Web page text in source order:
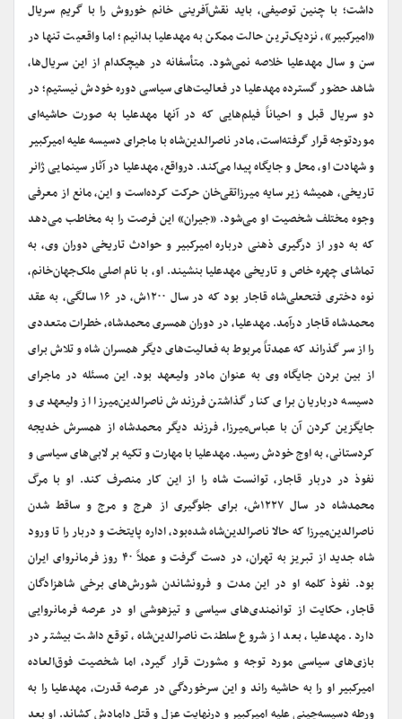
داشت؛ با چنین توصیفی، باید نقش‌آفرینی خانم خوروش را با گریم سریال
«امیرکبیر»، نزدیک‌ترین حالت ممکن به مهدعلیا بدانیم؛ اما واقعیت تنها در
سن و سال مهدعلیا خلاصه نمی‌شود. متأسفانه در هیچ‎کدام از این سریال‌ها،
شاهد حضور گسترده مهدعلیا در فعالیت‌های سیاسی دوره خودش نیستیم؛ در
دو سریال قبل و احیاناً فیلم‌هایی که در آن‎ها مهدعلیا به صورت حاشیه‌ای
موردتوجه قرار گرفته‌است، مادر ناصرالدین‌شاه با ماجرای دسیسه علیه امیرکبیر
و شهادت او، محل و جایگاه پیدا می‌کند. درواقع، مهدعلیا در آثار سینمایی ژانر
تاریخی، همیشه زیر سایه میرزاتقی‌خان حرکت کرده‌است و این، مانع از معرفی
وجوه مختلف شخصیت او می‌شود. «جیران» این فرصت را به مخاطب می‌دهد
که به دور از درگیری ذهنی درباره امیرکبیر و حوادث تاریخی دوران وی، به
تماشای چهره خاص و تاریخی مهدعلیا بنشیند. او، با نام اصلی ملک‌جهان‌خانم،
نوه دختری فتحعلی‌شاه قاجار بود که در سال ۱۲۰۰ش، در ۱۶ سالگی، به عقد
محمدشاه قاجار درآمد. مهدعلیا، در دوران همسری محمدشاه، خطرات متعددی
را از سر گذراند که عمدتاً مربوط به فعالیت‌های دیگر همسران شاه و تلاش برای
از بین بردن جایگاه وی به عنوان مادر ولیعهد بود. این مسئله در ماجرای
دسیسه درباریان برای کنار گذاشتن فرزندش ناصرالدین‌میرزا از ولیعهدی و
جایگزین کردن آن با عباس‌میرزا، فرزند دیگر محمدشاه از همسرش خدیجه
کردستانی، به اوج خودش رسید. مهدعلیا با مهارت و تکیه بر لابی‌های سیاسی و
نفوذ در دربار قاجار، توانست شاه را از این کار منصرف کند. او با مرگ
محمدشاه در سال ۱۲۲۷ش، برای جلوگیری از هرج و مرج و ساقط شدن
ناصرالدین‌میرزا که حالا ناصرالدین‌شاه شده‌بود، اداره پایتخت و دربار را تا ورود
شاه جدید از تبریز به تهران، در دست گرفت و عملاً ۴۰ روز فرمانروای ایران
بود. نفوذ کلمه او در این مدت و فرونشاندن شورش‌های برخی شاهزادگان
قاجار، حکایت از توانمندی‌های سیاسی و تیزهوشی او در عرصه فرمانروایی
دارد. مهدعلیا، بعد از شروع سلطنت ناصرالدین‌شاه، توقع داشت بیشتر در
بازی‌های سیاسی مورد توجه و مشورت قرار گیرد، اما شخصیت فوق‌العاده
امیرکبیر او را به حاشیه راند و این سرخوردگی در عرصه قدرت، مهدعلیا را به
ورطه دسیسه‌چینی علیه امیرکبیر و درنهایت عزل و قتل دامادش کشاند. او بعد